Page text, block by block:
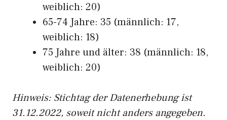
weiblich: 20)
65-74 Jahre: 35 (männlich: 17,
weiblich: 18)
75 Jahre und älter: 38 (männlich: 18,
weiblich: 20)
Hinweis: Stichtag der Datenerhebung ist
31.12.2022, soweit nicht anders angegeben.